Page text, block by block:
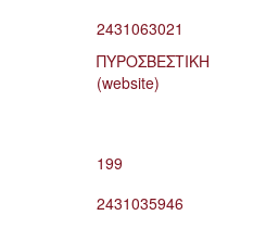
2431063021
ΠΥΡΟΣΒΕΣΤΙΚΗ
(website)
199
2431035946